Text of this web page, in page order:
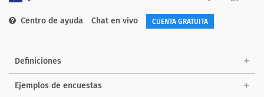
Centro de ayuda Chat en vivo CUENTA GRATUITA
Definiciones
Ejemplos de encuestas